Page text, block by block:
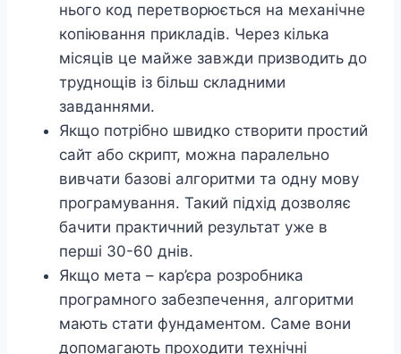
нього код перетворюється на механічне
копіювання прикладів. Через кілька
місяців це майже завжди призводить до
труднощів із більш складними
завданнями.
Якщо потрібно швидко створити простий
сайт або скрипт, можна паралельно
вивчати базові алгоритми та одну мову
програмування. Такий підхід дозволяє
бачити практичний результат уже в
перші 30-60 днів.
Якщо мета – кар’єра розробника
програмного забезпечення, алгоритми
мають стати фундаментом. Саме вони
допомагають проходити технічні